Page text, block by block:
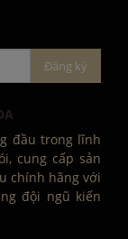
đầu trong lĩnh
cung cấp sản
chính hãng với
đội ngũ kiến